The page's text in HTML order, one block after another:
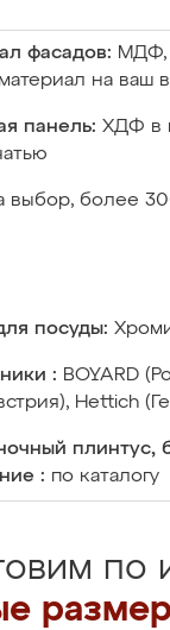
фасадов: МДФ,
на ваш
панель: ХДФ в
выбор, более
посуды:
: BOYARD
Hettich
плинтус,
: по каталогу
по